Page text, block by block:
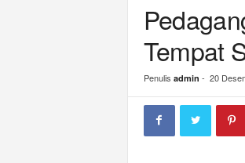
Tempat
Penulis admin - 20